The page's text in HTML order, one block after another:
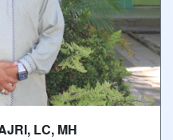
LC, MH